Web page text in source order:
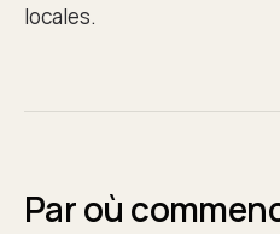
locales.
Par où